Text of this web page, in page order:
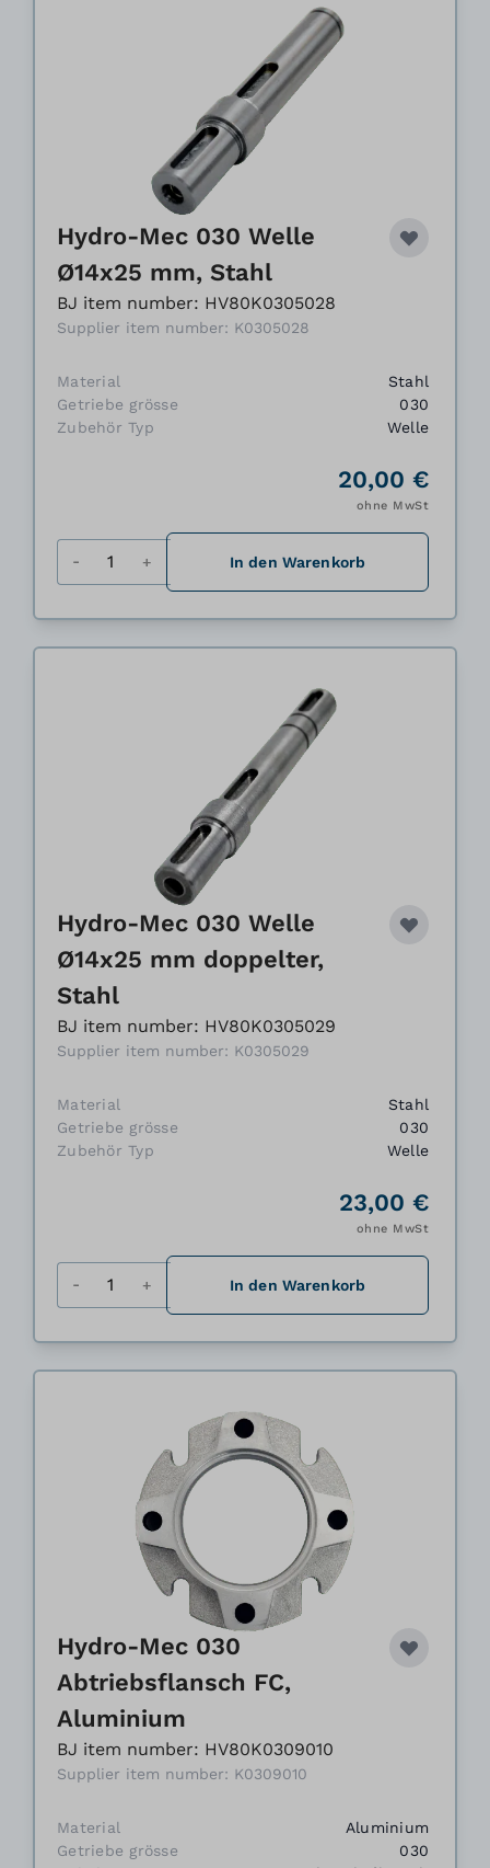
Hydro-Mec 030 Welle
Ø14x25 mm, Stahl
BJ item number: HV80K0305028
Supplier item number: K0305028
Material
Stahl
Getriebe grösse
030
Zubehör Typ
Welle
20,00 €
ohne MwSt
In den Warenkorb
Hydro-Mec 030 Welle
Ø14x25 mm doppelter,
Stahl
BJ item number: HV80K0305029
Supplier item number: K0305029
Material
Stahl
Getriebe grösse
030
Zubehör Typ
Welle
23,00 €
ohne MwSt
In den Warenkorb
Hydro-Mec 030
Abtriebsflansch FC,
Aluminium
BJ item number: HV80K0309010
Supplier item number: K0309010
Material
Aluminium
Getriebe grösse
030